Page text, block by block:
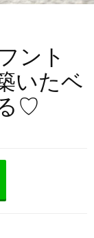
ント
いたベ
♡